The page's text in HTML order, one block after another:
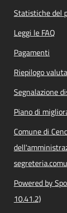
Statistiche del
Leggi le FAQ
Pagamenti
Riepilogo
Segnalazione
Piano di
Comune di
Powered by
10.41.2)